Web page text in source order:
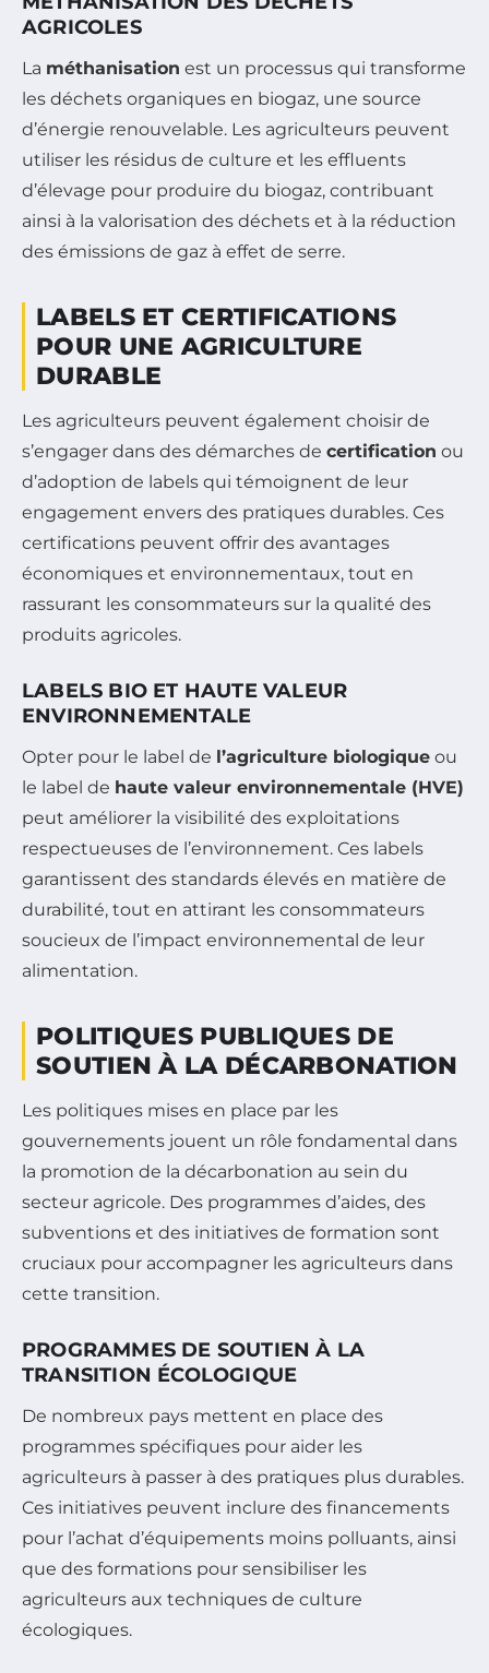
AGRICOLES
La méthanisation est un processus qui transforme
les déchets organiques en biogaz, une source
d’énergie renouvelable. Les agriculteurs peuvent
utiliser les résidus de culture et les effluents
d’élevage pour produire du biogaz, contribuant
ainsi à la valorisation des déchets et à la réduction
des émissions de gaz à effet de serre.
LABELS ET CERTIFICATIONS
POUR UNE AGRICULTURE
DURABLE
Les agriculteurs peuvent également choisir de
s’engager dans des démarches de certification ou
d’adoption de labels qui témoignent de leur
engagement envers des pratiques durables. Ces
certifications peuvent offrir des avantages
économiques et environnementaux, tout en
rassurant les consommateurs sur la qualité des
produits agricoles.
LABELS BIO ET HAUTE VALEUR
ENVIRONNEMENTALE
Opter pour le label de l’agriculture biologique ou
le label de haute valeur environnementale (HVE)
peut améliorer la visibilité des exploitations
respectueuses de l’environnement. Ces labels
garantissent des standards élevés en matière de
durabilité, tout en attirant les consommateurs
soucieux de l’impact environnemental de leur
alimentation.
POLITIQUES PUBLIQUES DE
SOUTIEN À LA DÉCARBONATION
Les politiques mises en place par les
gouvernements jouent un rôle fondamental dans
la promotion de la décarbonation au sein du
secteur agricole. Des programmes d’aides, des
subventions et des initiatives de formation sont
cruciaux pour accompagner les agriculteurs dans
cette transition.
PROGRAMMES DE SOUTIEN À LA
TRANSITION ÉCOLOGIQUE
De nombreux pays mettent en place des
programmes spécifiques pour aider les
agriculteurs à passer à des pratiques plus durables.
Ces initiatives peuvent inclure des financements
pour l’achat d’équipements moins polluants, ainsi
que des formations pour sensibiliser les
agriculteurs aux techniques de culture
écologiques.